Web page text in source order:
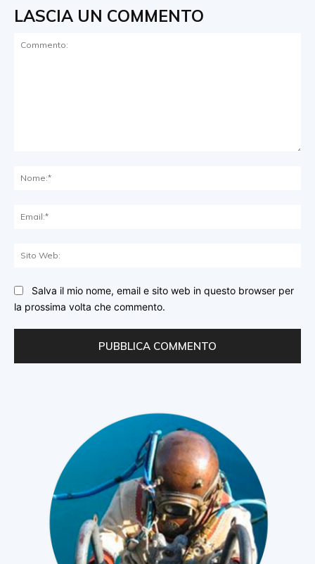
LASCIA UN COMMENTO
Salva il mio nome, email e sito web in questo browser per
la prossima volta che commento.